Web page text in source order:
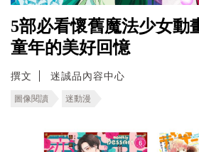
5部必看懷舊魔法少女動
童年的美好回憶
撰文 迷誠品內容中心
圖像閱讀 迷動漫